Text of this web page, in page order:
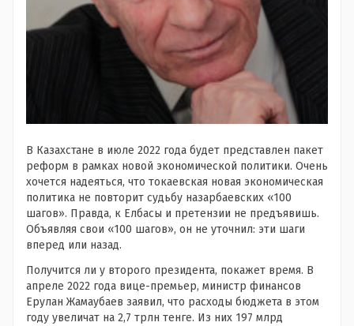
В Казахстане в июле 2022 года будет представлен пакет
реформ в рамках новой экономической политики. Очень
хочется надеяться, что токаевская новая экономическая
политика не повторит судьбу назарбаевских «100
шагов». Правда, к Елбасы и претензии не предъявишь.
Объявляя свои «100 шагов», он не уточнил: эти шаги
вперед или назад.
Получится ли у второго президента, покажет время. В
апреле 2022 года вице-премьер, министр финансов
Ерулан Жамаубаев заявил, что расходы бюджета в этом
году увеличат на 2,7 трлн тенге. Из них 197 млрд